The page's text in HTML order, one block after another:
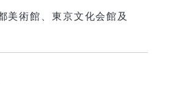
美術館、東京文化会館及